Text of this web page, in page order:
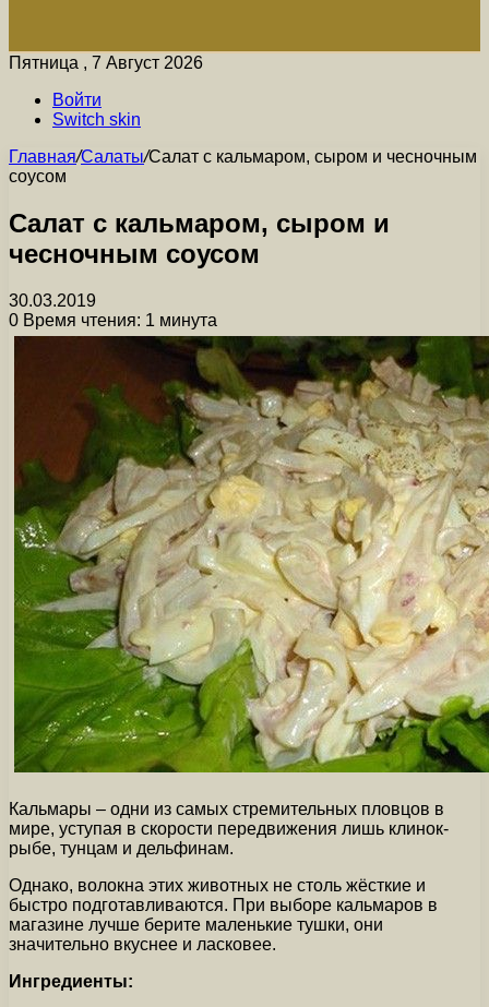
Пятница , 7 Август 2026
Войти
Switch skin
Главная/Салаты/Салат с кальмаром, сыром и чесночным
соусом
Салат с кальмаром, сыром и
чесночным соусом
30.03.2019
0 Время чтения: 1 минута
Кальмары – одни из самых стремительных пловцов в
мире, уступая в скорости передвижения лишь клинок-
рыбе, тунцам и дельфинам.
Однако, волокна этих животных не столь жёсткие и
быстро подготавливаются. При выборе кальмаров в
магазине лучше берите маленькие тушки, они
значительно вкуснее и ласковее.
Ингредиенты: